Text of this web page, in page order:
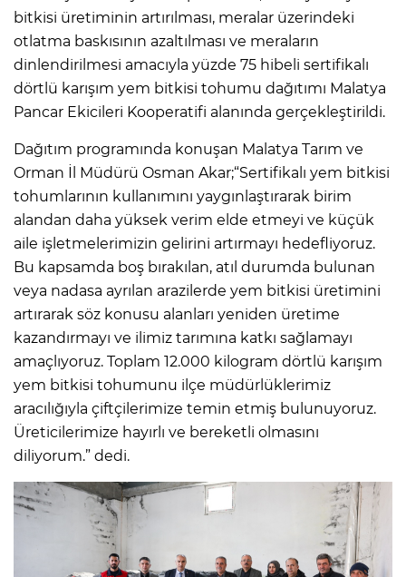
bitkisi üretiminin artırılması, meralar üzerindeki
otlatma baskısının azaltılması ve meraların
dinlendirilmesi amacıyla yüzde 75 hibeli sertifikalı
dörtlü karışım yem bitkisi tohumu dağıtımı Malatya
Pancar Ekicileri Kooperatifi alanında gerçekleştirildi.
Dağıtım programında konuşan Malatya Tarım ve
Orman İl Müdürü Osman Akar;“Sertifikalı yem bitkisi
tohumlarının kullanımını yaygınlaştırarak birim
alandan daha yüksek verim elde etmeyi ve küçük
aile işletmelerimizin gelirini artırmayı hedefliyoruz.
Bu kapsamda boş bırakılan, atıl durumda bulunan
veya nadasa ayrılan arazilerde yem bitkisi üretimini
artırarak söz konusu alanları yeniden üretime
kazandırmayı ve ilimiz tarımına katkı sağlamayı
amaçlıyoruz. Toplam 12.000 kilogram dörtlü karışım
yem bitkisi tohumunu ilçe müdürlüklerimiz
aracılığıyla çiftçilerimize temin etmiş bulunuyoruz.
Üreticilerimize hayırlı ve bereketli olmasını
diliyorum.” dedi.